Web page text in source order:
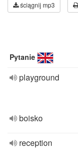
ściągnij mp3
Pytanie
playground
boisko
reception